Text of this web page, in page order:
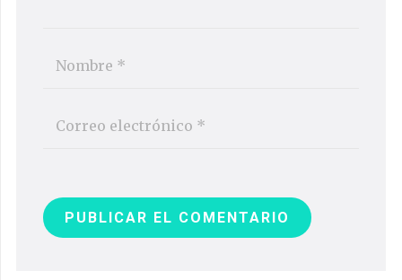
PUBLICAR EL COMENTARIO